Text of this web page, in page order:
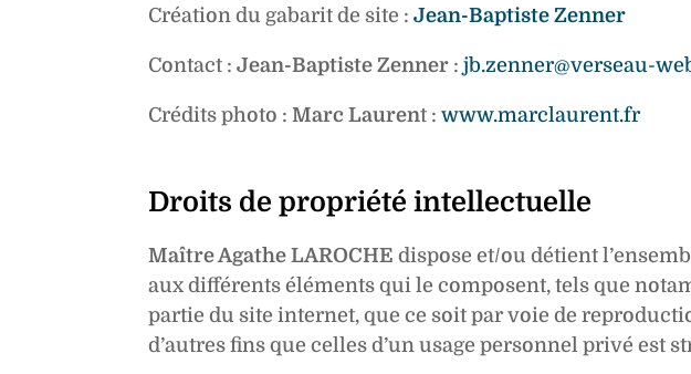
Création du gabarit de site :Jean-Baptiste Zenner
Contact :Jean-Baptiste Zenner :jb.zenner@verseau-
Crédits photo :Marc Laurent :www.marclaurent.fr
Droits de propriété intellectuelle
Maître Agathe LAROCHE dispose et/ou détient
aux différents éléments qui le composent, tels que
partie du site internet, que ce soit par voie de
d’autres fins que celles d’un usage personnel privé est